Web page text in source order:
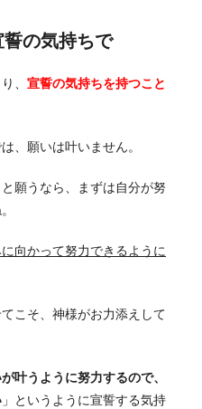
の気持ちで
、 宣誓の気持ちを持つこと
、願いは叶いません。
願うなら、まずは自分が努
向かって努力できるように
こそ、神様がお力添えして
叶うように努力するので、
」というように宣誓する気持